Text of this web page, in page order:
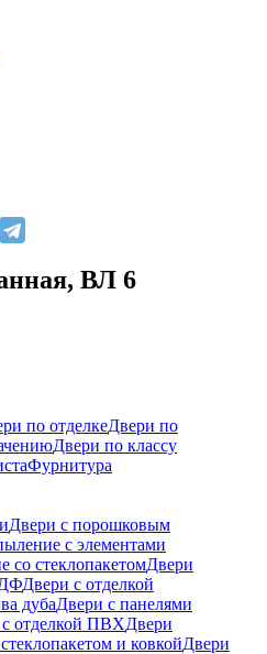
ВЛ 6
по отделкеДвери по
Двери по классу
Фурнитура
Двери с порошковым
с элементами
со стеклопакетомДвери
Двери с отделкой
дубаДвери с панелями
отделкой ПВХДвери
и ковкойДвери